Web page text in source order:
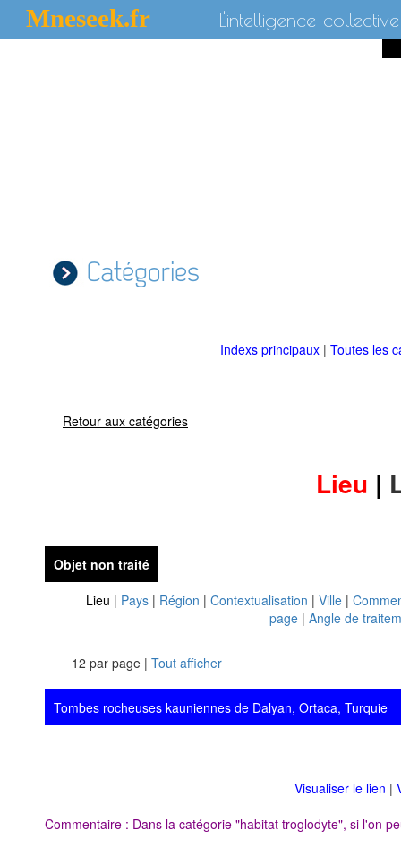
Mneseek.fr L'intelligence collective
Catégories
Indexs principaux | Toutes les
Retour aux catégories
Lieu |
Objet non traité
Lieu | Pays| Région | Contextualisation | Ville|
page | Angle de
12 par page | Tout afficher
Tombes rocheuses kauniennes de Dalyan, Ortaca, Turquie
Visualiser le lien |
Commentaire : Dans la catégorie "habitat troglodyte", si l'on